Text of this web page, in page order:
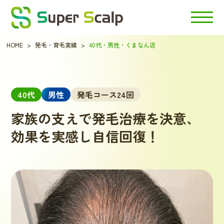
HOME 発毛・育毛実績 40代・男性・くまなん店
40代 男性 発毛コース24回
家族の支えで発毛治療を決意、
効果を実感し自信回復！